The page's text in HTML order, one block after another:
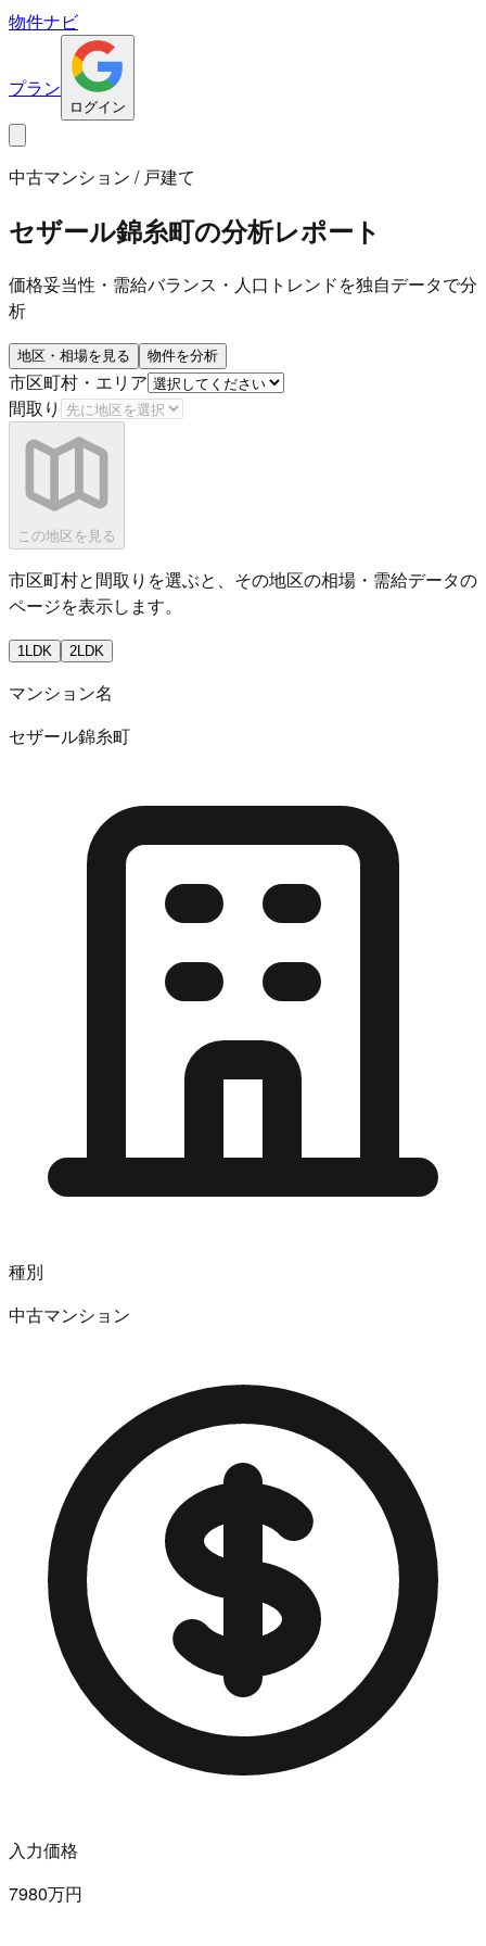
物件ナビ
プラン
ログイン
中古マンション / 戸建て
セザール錦糸町の分析レポート
価格妥当性・需給バランス・人口トレンドを独自データで分
析
地区・相場を見る 物件を分析
市区町村・エリア
間取り
この地区を見る
市区町村と間取りを選ぶと、その地区の相場・需給データの
ページを表示します。
1LDK 2LDK
マンション名
セザール錦糸町
種別
中古マンション
入力価格
7980万円